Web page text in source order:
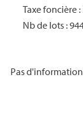
Taxe foncière :
Nb de lots :
Pas